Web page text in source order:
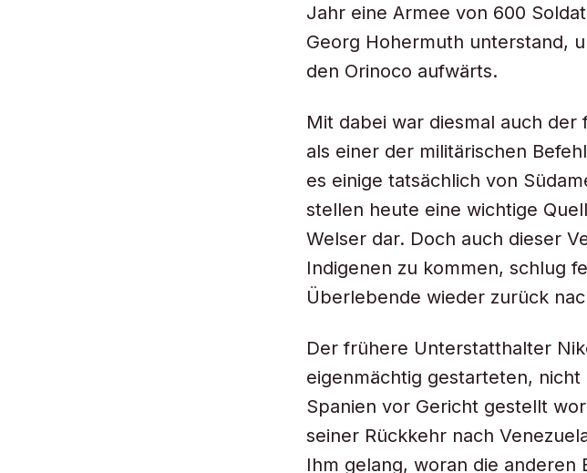
Jahr eine Armee von 600
Georg Hohermuth unterstand,
den Orinoco aufwärts.
Mit dabei war diesmal auch
als einer der militärischen
es einige tatsächlich von
stellen heute eine wichtige
Welser dar. Doch auch dieser
Indigenen zu kommen, schlug
Überlebende wieder zurück
Der frühere Unterstatthalter
eigenmächtig gestarteten,
Spanien vor Gericht gestellt
seiner Rückkehr nach
Ihm gelang, woran die